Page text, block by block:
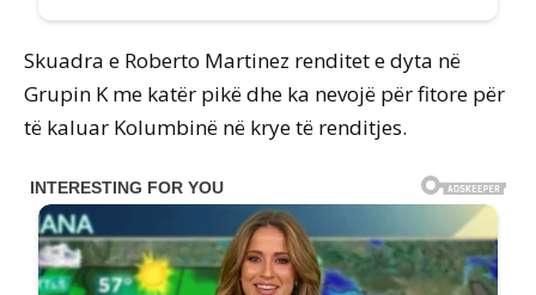
Skuadra e Roberto Martinez renditet e dyta në
Grupin K me katër pikë dhe ka nevojë për fitore për
të kaluar Kolumbinë në krye të renditjes.